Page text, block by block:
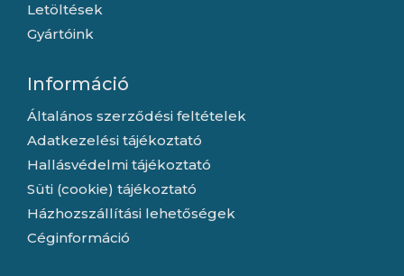
Letöltések
Gyártóink
Információ
Általános szerződési feltételek
Adatkezelési tájékoztató
Hallásvédelmi tájékoztató
Süti (cookie) tájékoztató
Házhozszállítási lehetőségek
Céginformáció